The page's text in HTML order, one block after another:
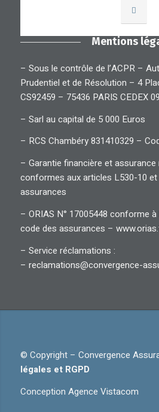
Mentions
– Sous le contrôle de l’ACPR –
Prudentiel et de Résolution – 4
CS92459 – 75436 PARIS CEDEX 09
– Sarl au capital de 5 000 Euros
– RCS Chambéry 831410329 –
– Garantie financière et
conformes aux articles L530-10
assurances
– ORIAS N° 17005448 conforme à
code des assurances –
– Service réclamations :
– reclamations@convergence-
© Copyright – Convergence
légales et RGPD
Conception Agence Vistacom